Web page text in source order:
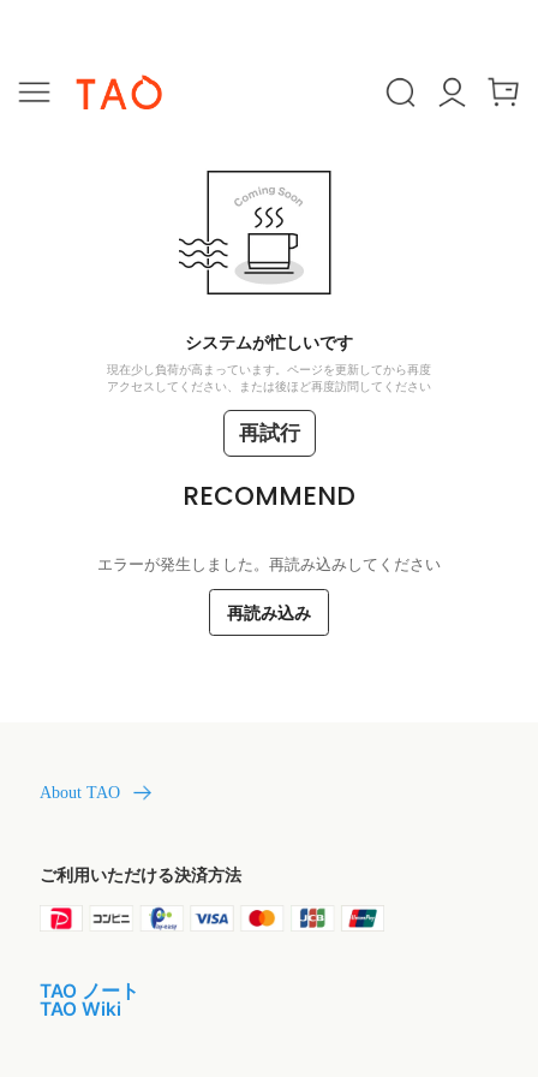
システムが忙しいです
現在少し負荷が高まっています。ページを更新してから再度
アクセスしてください、または後ほど再度訪問してください
再試行
RECOMMEND
エラーが発生しました。再読み込みしてください
再読み込み
About TAO
ご利用いただける決済方法
TAO ノート
TAO Wiki